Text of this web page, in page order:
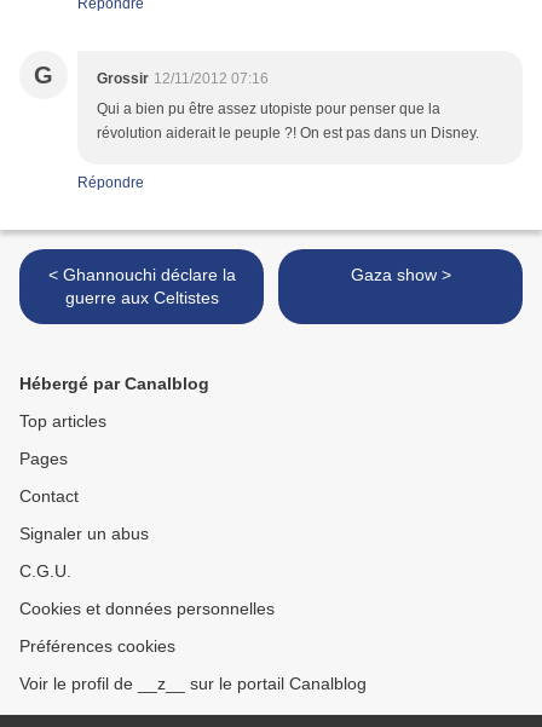
Répondre
G Grossir 12/11/2012 07:16
Qui a bien pu être assez utopiste pour penser que la
révolution aiderait le peuple ?! On est pas dans un Disney.
Répondre
< Ghannouchi déclare la
guerre aux Celtistes
Gaza show >
Hébergé par Canalblog
Top articles
Pages
Contact
Signaler un abus
C.G.U.
Cookies et données personnelles
Préférences cookies
Voir le profil de __z__ sur le portail Canalblog